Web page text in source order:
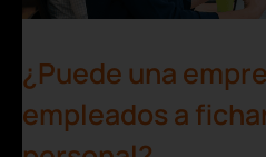
¿Puede una
empleados a